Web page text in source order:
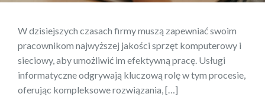
W dzisiejszych czasach firmy muszą zapewniać swoim
pracownikom najwyższej jakości sprzęt komputerowy i
sieciowy, aby umożliwić im efektywną pracę. Usługi
informatyczne odgrywają kluczową rolę w tym procesie,
oferując kompleksowe rozwiązania, […]